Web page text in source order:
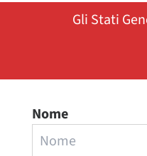
Gli Stati
Nome